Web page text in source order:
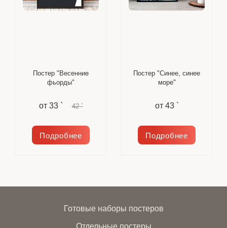
Постер "Весенние
фьорды"
от 33 ` 42 `
Подробнее
Постер "Синее, синее
море"
от 43 `
Подробнее
Готовые наборы постеров
Отдельные постеры